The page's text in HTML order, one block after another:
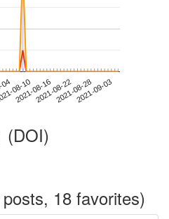
08-10
2021-08-162021-08-222021-08-282021-09-03
(DOI)
18 favorites)